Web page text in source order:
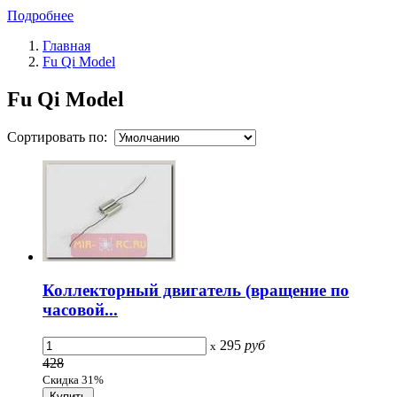
Подробнее
Главная
Fu Qi Model
Fu Qi Model
Сортировать по:
Коллекторный двигатель (вращение по
часовой...
x 295 руб
428
Скидка 31%